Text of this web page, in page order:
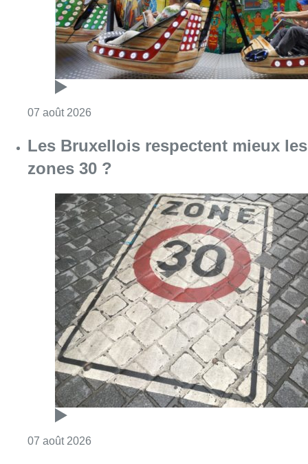
07 août 2026
Les Bruxellois respectent mieux les
zones 30 ?
07 août 2026